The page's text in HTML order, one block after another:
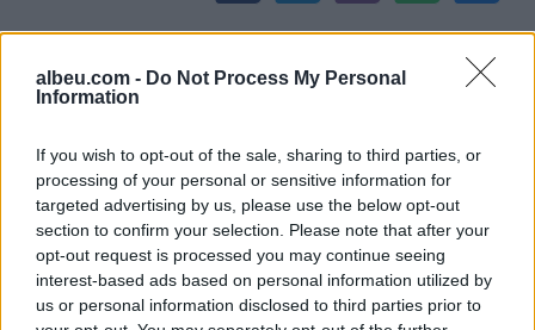
albeu.com - Do Not Process My Personal
Information
If you wish to opt-out of the sale, sharing to third parties, or
processing of your personal or sensitive information for
targeted advertising by us, please use the below opt-out
section to confirm your selection. Please note that after your
opt-out request is processed you may continue seeing
interest-based ads based on personal information utilized by
us or personal information disclosed to third parties prior to
Eric Wendt konfirmohet
nga Senati si ambasador i
SHBA-së në Shqipëri,
Futbolli librazhdas në zi,
ndahet nga jeta Besnik
Çota, ish-kapiten dhe ish-